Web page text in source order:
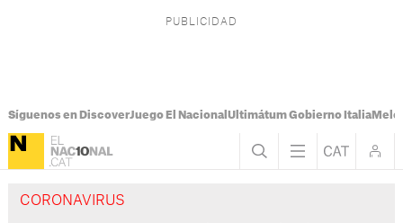
Síguenos en DiscoverJuego El Nacional Ultimátum Gobierno Italia
CORONAVIRUS